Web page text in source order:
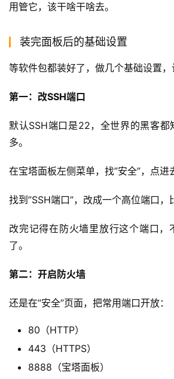
用管它，该干啥干啥去。
装完面板后的基础设置
等软件包都装好了，做几个基础设置，
第一：改SSH端口
默认SSH端口是22，全世界的黑客都
多。
在宝塔面板左侧菜单，找”安全”，点进
找到”SSH端口”，改成一个高位端口，
改完记得在防火墙里放行这个端口，
了。
第二：开启防火墙
还是在”安全”页面，把常用端口开放：
80（HTTP）
443（HTTPS）
8888（宝塔面板）